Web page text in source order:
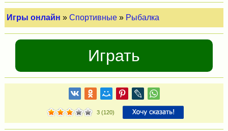
Игры онлайн »Спортивные » Рыбалка
Играть
3 (120)